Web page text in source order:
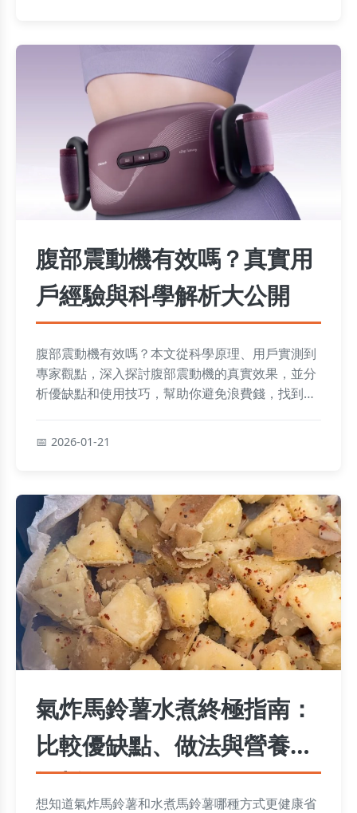
腹部震動機有效嗎？真實用
戶經驗與科學解析大公開
腹部震動機有效嗎？本文從科學原理、用戶實測到
專家觀點，深入探討腹部震動機的真實效果，並分
析優缺點和使用技巧，幫助你避免浪費錢，找到最
2026-01-21
氣炸馬鈴薯水煮終極指南：
比較優缺點、做法與營養全
解析
想知道氣炸馬鈴薯和水煮馬鈴薯哪種方式更健康省